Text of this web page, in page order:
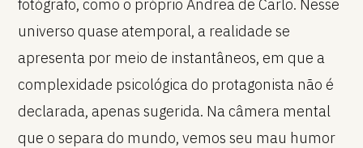
fotógrafo, como o próprio Andrea de Carlo. Nesse
universo quase atemporal, a realidade se
apresenta por meio de instantâneos, em que a
complexidade psicológica do protagonista não é
declarada, apenas sugerida. Na câmera mental
que o separa do mundo, vemos seu mau humor